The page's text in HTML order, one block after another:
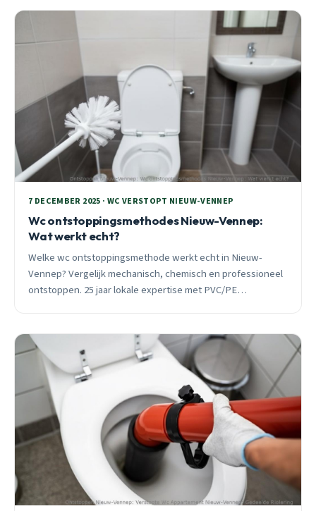
7 DECEMBER 2025 · WC VERSTOPT NIEUW-VENNEP
Wc ontstoppingsmethodes Nieuw-Vennep:
Wat werkt echt?
Welke wc ontstoppingsmethode werkt echt in Nieuw-
Vennep? Vergelijk mechanisch, chemisch en professioneel
ontstoppen. 25 jaar lokale expertise met PVC/PE